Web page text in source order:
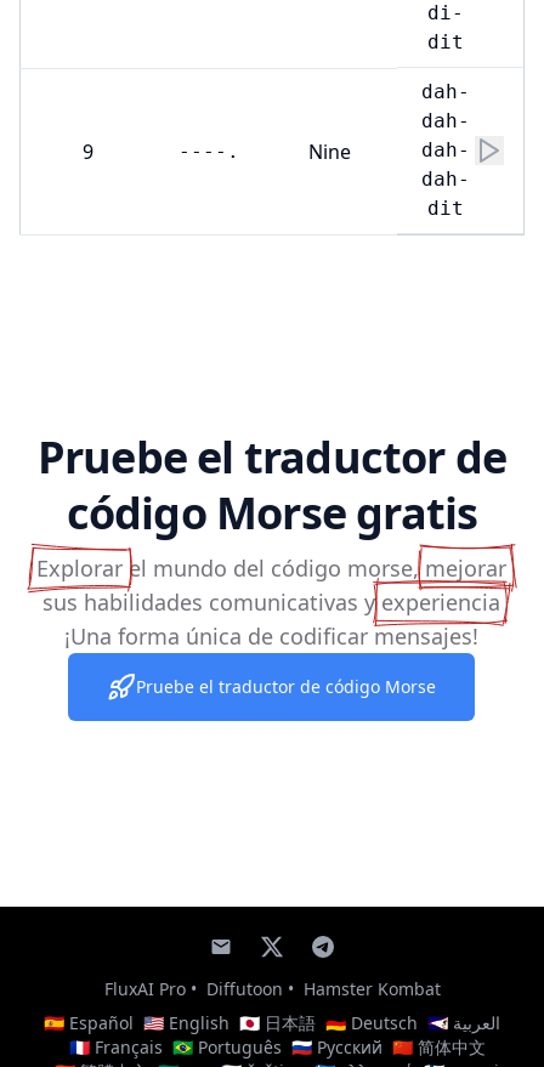
di-
dit
9 ----. Nine
dah-
dah-
dah-
dah-
dit
Pruebe el traductor de
código Morse gratis
Explorar el mundo del código morse, mejorar
sus habilidades comunicativas y experiencia
¡Una forma única de codificar mensajes!
Pruebe el traductor de código Morse
FluxAI Pro• Diffutoon • Hamster Kombat
🇪🇸 Español 🇺🇸 English 🇯🇵 日本語 🇩🇪 Deutsch
🇸🇦 العربية
🇫🇷 Français 🇧🇷 Português 🇷🇺 Русский 🇨🇳 简体中文